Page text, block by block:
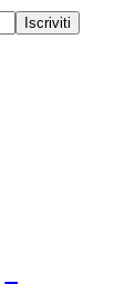
Iscriviti